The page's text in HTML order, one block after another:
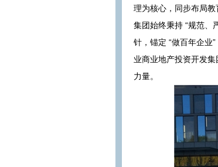
理为核心，同步布局
集团始终秉持 “规范、
针，锚定 “做百年企业
业商业地产投资开发
力量。